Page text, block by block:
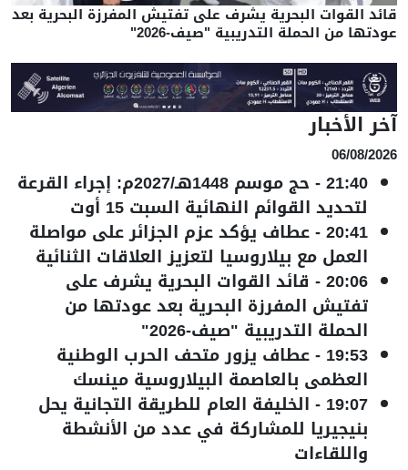
قائد القوات البحرية يشرف على تفتيش المفرزة البحرية بعد
عودتها من الحملة التدريبية "صيف-2026"
آخر الأخبار
06/08/2026
21:40
- حج موسم 1448هـ/2027م: إجراء القرعة
لتحديد القوائم النهائية السبت 15 أوت
20:41
-عطاف يؤكد عزم الجزائر على مواصلة
العمل مع بيلاروسيا لتعزيز العلاقات الثنائية
20:06
- قائد القوات البحرية يشرف على
تفتيش المفرزة البحرية بعد عودتها من
الحملة التدريبية "صيف-2026"
19:53
-عطاف يزور متحف الحرب الوطنية
العظمى بالعاصمة البيلاروسية مينسك
19:07
- الخليفة العام للطريقة التجانية يحل
بنيجيريا للمشاركة في عدد من الأنشطة
واللقاءات